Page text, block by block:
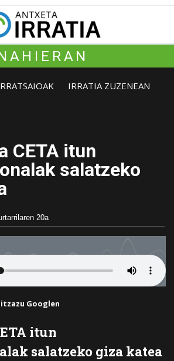
IRRATIA ZUZENEAN
CETA itun
salatzeko
20a
Googlen
itun
salatzeko giza katea